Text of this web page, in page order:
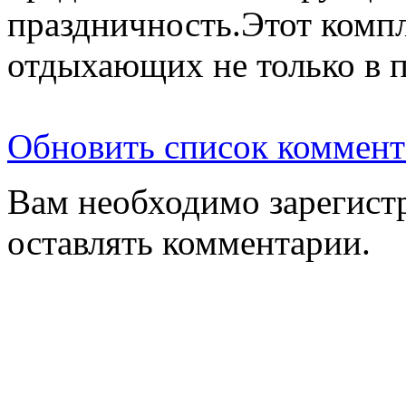
праздничность.Этот
отдыхающих не только в
Обновить список
Вам необходимо
оставлять комментарии.